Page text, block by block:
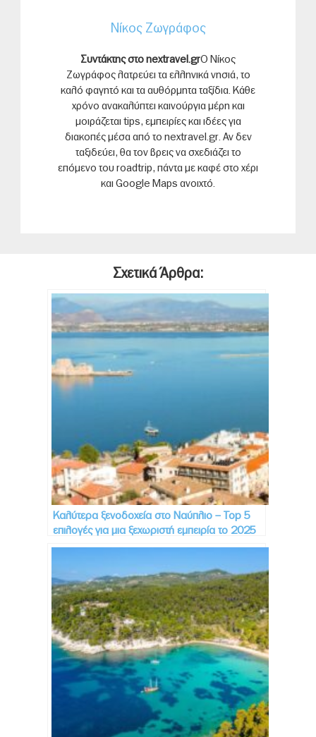
Νίκος Ζωγράφος
Συντάκτης στο nextravel.grΟ Νίκος
Ζωγράφος λατρεύει τα ελληνικά νησιά, το
καλό φαγητό και τα αυθόρμητα ταξίδια. Κάθε
χρόνο ανακαλύπτει καινούργια μέρη και
μοιράζεται tips, εμπειρίες και ιδέες για
διακοπές μέσα από το nextravel.gr. Αν δεν
ταξιδεύει, θα τον βρεις να σχεδιάζει το
επόμενο του roadtrip, πάντα με καφέ στο χέρι
και Google Maps ανοιχτό.
Σχετικά Άρθρα:
Καλύτερα ξενοδοχεία στο Ναύπλιο – Top 5
επιλογές για μια ξεχωριστή εμπειρία το 2025